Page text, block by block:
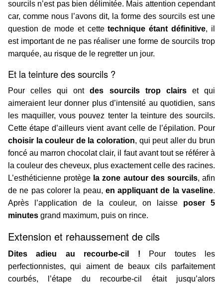
sourcils n’est pas bien délimitée. Mais attention cependant
car, comme nous l’avons dit, la forme des sourcils est une
question de mode et cettetechnique étant définitive, il
est important de ne pas réaliser une forme de sourcils trop
marquée, au risque de le regretter un jour.
Et la teinture des sourcils ?
Pour celles qui ontdes sourcils trop clairset qui
aimeraient leur donner plus d’intensité au quotidien, sans
les maquiller, vous pouvez tenter la teinture des sourcils.
Cette étape d’ailleurs vient avant celle de l’épilation. Pour
choisir la couleur de la coloration, qui peut aller du brun
foncé au marron chocolat clair, il faut avant tout se référer à
la couleur des cheveux, plus exactement celle des racines.
L’esthéticienne protège la zone autour des sourcils, afin
de ne pas colorer la peau, en appliquant de la vaseline.
Après l’application de la couleur, on laisse poser 5
minutes grand maximum, puis on rince.
Extension et rehaussement de cils
Dites adieu au recourbe-cil ! Pour toutes les
perfectionnistes, qui aiment de beaux cils parfaitement
courbés, l’étape du recourbe-cil était jusqu’alors